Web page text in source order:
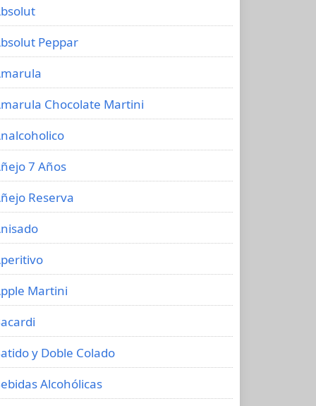
Peppar
Chocolate Martini
7 Años
Reserva
Martini
y Doble Colado
Alcohólicas